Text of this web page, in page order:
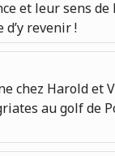
et leur sens
revenir !
chez Harold
au golf de